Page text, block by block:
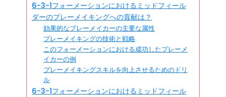
6-3-1フォーメーションにおけるミッドフィール
ダーのプレーメイキングへの貢献は？
効果的なプレーメイカーの主要な属性
プレーメイキングの技術と戦略
このフォーメーションにおける成功したプレーメ
イカーの例
プレーメイキングスキルを向上させるためのドリ
ル
6-3-1フォーメーションにおけるミッドフィール